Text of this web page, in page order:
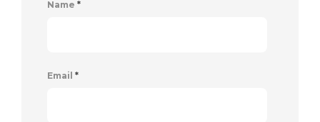
Name *
Email *